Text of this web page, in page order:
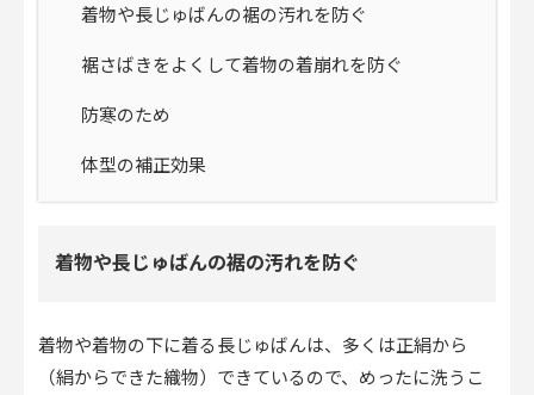
着物や長じゅばんの裾の汚れを防ぐ
裾さばきをよくして着物の着崩れを防ぐ
防寒のため
体型の補正効果
着物や長じゅばんの裾の汚れを防ぐ
着物や着物の下に着る長じゅばんは、多くは正絹から
（絹からできた織物）できているので、めったに洗うこ